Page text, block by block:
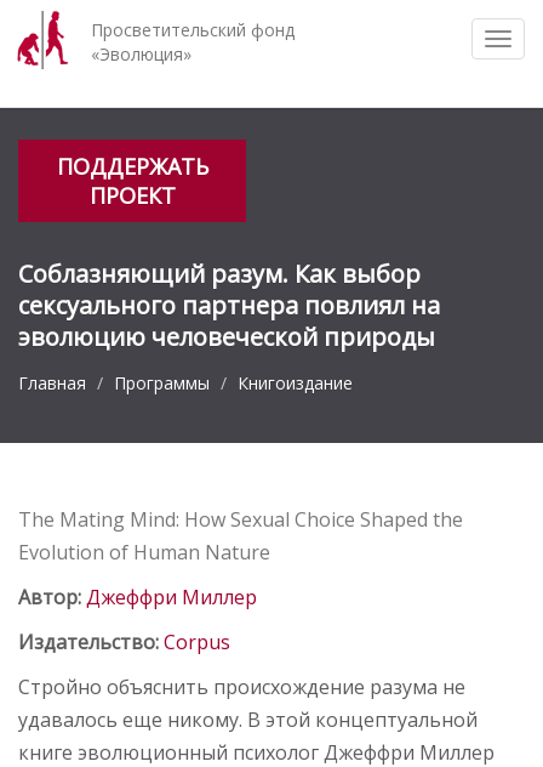
Просветительский фонд
«Эволюция»
ПОДДЕРЖАТЬ
ПРОЕКТ
Соблазняющий разум. Как выбор
сексуального партнера повлиял на
эволюцию человеческой природы
Главная Программы Книгоиздание
The Mating Mind: How Sexual Choice Shaped the
Evolution of Human Nature
Автор:Джеффри Миллер
Издательство:Corpus
Стройно объяснить происхождение разума не
удавалось еще никому. В этой концептуальной
книге эволюционный психолог Джеффри Миллер